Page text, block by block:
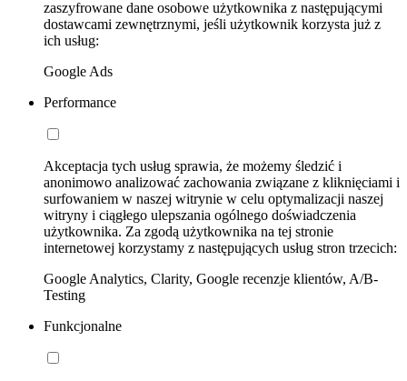
zaszyfrowane dane osobowe użytkownika z następującymi
dostawcami zewnętrznymi, jeśli użytkownik korzysta już z
ich usług:
Google Ads
Performance
Akceptacja tych usług sprawia, że możemy śledzić i
anonimowo analizować zachowania związane z kliknięciami i
surfowaniem w naszej witrynie w celu optymalizacji naszej
witryny i ciągłego ulepszania ogólnego doświadczenia
użytkownika. Za zgodą użytkownika na tej stronie
internetowej korzystamy z następujących usług stron trzecich:
Google Analytics, Clarity, Google recenzje klientów, A/B-
Testing
Funkcjonalne